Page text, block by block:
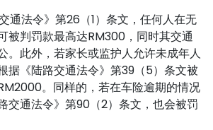
通法令》第26（1）条文，任何人在无
被判罚款最高达RM300，同时其交通
。此外，若家长或监护人允许未成年人
据《陆路交通法令》第39（5）条文被
。同样的，若在车险逾期的情况
交通法令》第90（2）条文，也会被罚